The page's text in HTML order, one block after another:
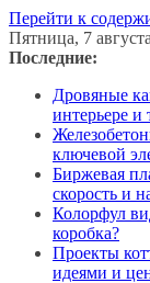
Перейти к
Пятница, 7
Последние:
Дровяные
интерьере и
ключевой
Биржевая
скорость и
Колорфул
коробка?
Проекты
идеями и